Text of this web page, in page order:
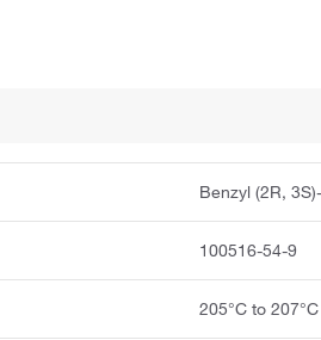
Benzyl (2R,
100516-54-9
205°C to 207°C